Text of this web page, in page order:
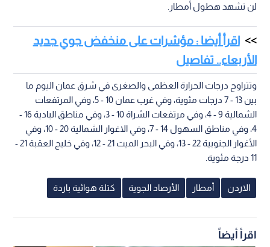
لن تشهد هطول أمطار.
اقرأ أيضا : مؤشرات على منخفض جوي جديد
الأربعاء.. تفاصيل
وتتراوح درجات الحرارة العظمى والصغرى في شرق عمان اليوم ما
بين 13 - 7 درجات مئوية، وفي غرب عمان 10 - 5، وفي المرتفعات
الشمالية 9 - 4، وفي مرتفعات الشراة 10 - 3، وفي مناطق البادية 16 -
4، وفي مناطق السهول 14 - 7، وفي الاغوار الشمالية 20 - 10، وفي
الأغوار الجنوبية 22 - 13، وفي البحر الميت 21 - 12، وفي خليج العقبة 21 -
11 درجة مئوية.
الاردن أمطار الأرصاد الجوية كتلة هوائية باردة
اقرأ أيضاً